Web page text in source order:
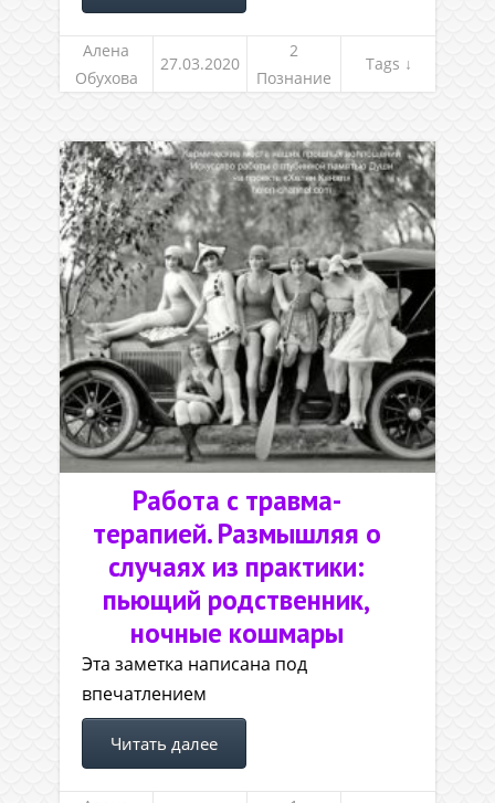
Алена
Обухова
27.03.2020
2
Познание
ачение
Tags ↓
Работа с травма-
терапией. Размышляя о
случаях из практики:
пьющий родственник,
ночные кошмары
Эта заметка написана под
впечатлением
Читать далее